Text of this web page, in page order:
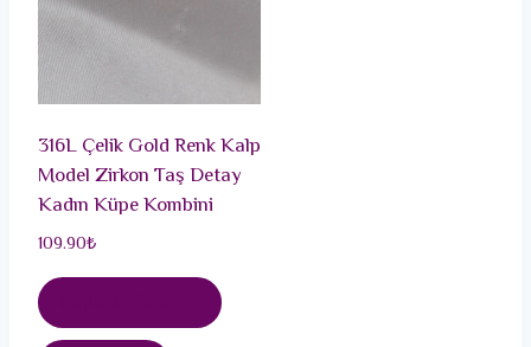
316L Çelik Gold Renk Kalp
Model Zirkon Taş Detay
Kadın Küpe Kombini
109.90₺